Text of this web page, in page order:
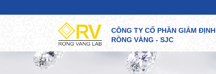
CÔNG TY CỔ PHẦN GIÁM ĐỊNH
RỒNG VÀNG - SJC